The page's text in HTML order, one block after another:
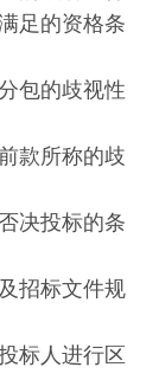
足的资格条
包的歧视性
款所称的歧
决投标的条
招标文件规
标人进行区